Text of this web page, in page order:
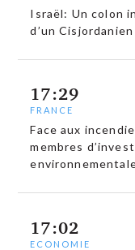
Israël: Un colon
d’un Cisjordanien
17:29
FRANCE
Face aux
membres
17:02
ECONOMIE